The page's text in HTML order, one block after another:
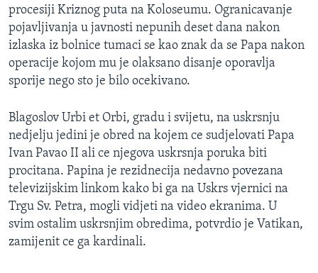
SVIJET
KORUPCIJA
SLOBODA MEDIJA
ŽENSKA STRANA
IZBJEGLIČKA STRANA
MAGAZIN
O GLASU AMERIKE
Learning English
PRATITE NAS
procesiji Kriznog puta na Koloseumu. Ogranicavanje
pojavljivanja u javnosti nepunih deset dana nakon
izlaska iz bolnice tumaci se kao znak da se Papa nakon
operacije kojom mu je olaksano disanje oporavlja
sporije nego sto je bilo ocekivano.
Blagoslov Urbi et Orbi, gradu i svijetu, na uskrsnju
nedjelju jedini je obred na kojem ce sudjelovati Papa
Ivan Pavao II ali ce njegova uskrsnja poruka biti
procitana. Papina je rezidnecija nedavno povezana
televizijskim linkom kako bi ga na Uskrs vjernici na
Trgu Sv. Petra, mogli vidjeti na video ekranima. U
svim ostalim uskrsnjim obredima, potvrdio je Vatikan,
zamijenit ce ga kardinali.